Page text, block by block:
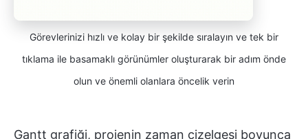
Görevlerinizi hızlı ve kolay bir şekilde sıralayın ve tek bir
tıklama ile basamaklı görünümler oluşturarak bir adım önde
olun ve önemli olanlara öncelik verin
Gantt grafiği, projenin zaman çizelgesi boyunca